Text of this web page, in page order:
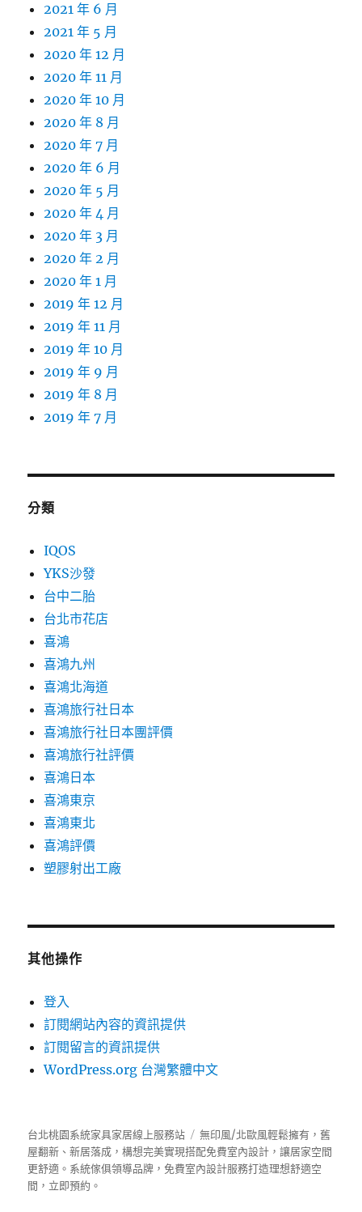
2021 年 6 月
2021 年 5 月
2020 年 12 月
2020 年 11 月
2020 年 10 月
2020 年 8 月
2020 年 7 月
2020 年 6 月
2020 年 5 月
2020 年 4 月
2020 年 3 月
2020 年 2 月
2020 年 1 月
2019 年 12 月
2019 年 11 月
2019 年 10 月
2019 年 9 月
2019 年 8 月
2019 年 7 月
分類
IQOS
YKS沙發
台中二胎
台北市花店
喜鴻
喜鴻九州
喜鴻北海道
喜鴻旅行社日本
喜鴻旅行社日本團評價
喜鴻旅行社評價
喜鴻日本
喜鴻東京
喜鴻東北
喜鴻評價
塑膠射出工廠
其他操作
登入
訂閱網站內容的資訊提供
訂閱留言的資訊提供
WordPress.org 台灣繁體中文
台北桃園系統家具家居線上服務站
無印風/北歐風輕鬆擁有，舊
屋翻新、新居落成，構想完美實現搭配免費室內設計，讓居家空間
更舒適。 系統傢俱領導品牌，免費室內設計服務打造理想舒適空
間，立即預約。